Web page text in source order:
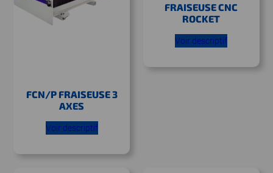
FCN/P FRAISEUSE 3
AXES
Voir descriptif
FRAISEUSE CNC
ROCKET
Voir descriptif